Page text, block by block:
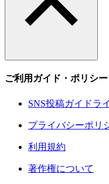
ご利用ガイド・ポリシー
SNS投稿ガイドラ
プライバシーポリ
利用規約
著作権について